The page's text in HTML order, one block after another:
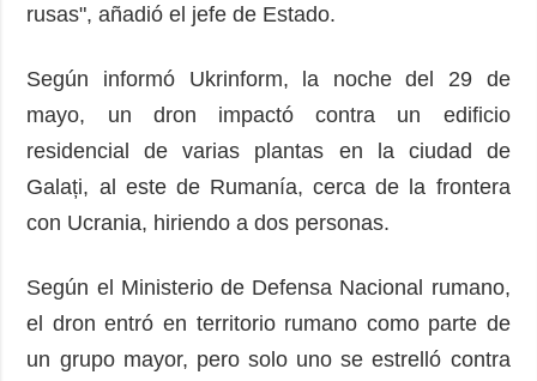
rusas", añadió el jefe de Estado.
Según informó Ukrinform, la noche del 29 de
mayo, un dron impactó contra un edificio
residencial de varias plantas en la ciudad de
Galați, al este de Rumanía, cerca de la frontera
con Ucrania, hiriendo a dos personas.
Según el Ministerio de Defensa Nacional rumano,
el dron entró en territorio rumano como parte de
un grupo mayor, pero solo uno se estrelló contra